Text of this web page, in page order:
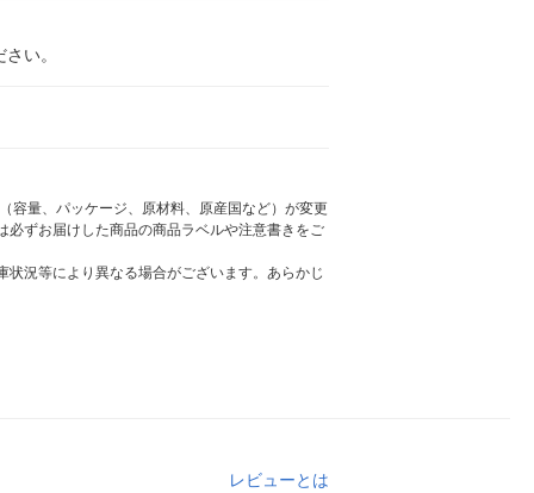
い。
容量、パッケージ、原材料、原産国など）が変更
ずお届けした商品の商品ラベルや注意書きをご
況等により異なる場合がございます。あらかじ
レビューとは